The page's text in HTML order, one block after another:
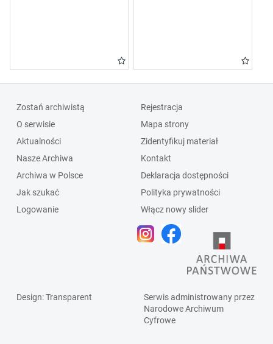
Zostań archiwistą
O serwisie
Aktualności
Nasze Archiwa
Archiwa w Polsce
Jak szukać
Logowanie
Rejestracja
Mapa strony
Zidentyfikuj materiał
Kontakt
Deklaracja dostępności
Polityka prywatności
Włącz nowy slider
Design: Transparent
Serwis administrowany przez
Narodowe Archiwum
Cyfrowe